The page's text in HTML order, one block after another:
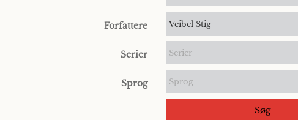
Forfattere Veibel Stig
Serier Serier
Sprog Sprog
Søg